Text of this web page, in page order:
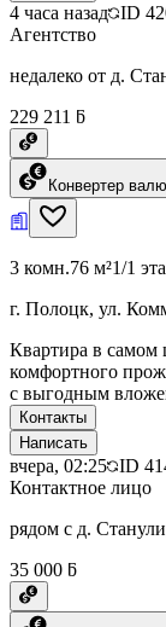
4 часа назад ID
Агентство
недалеко от д.
229 211 ƃ
Конвертер
3 комн.76 м²1/1
г. Полоцк, ул.
Квартира в самом
комфортного
с выгодным
Контакты
Написать
вчера, 02:25 ID
Контактное лицо
рядом с д.
35 000 ƃ